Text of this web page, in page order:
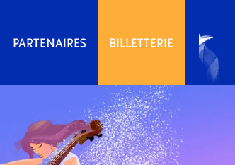
PARTENAIRES BILLETTERIE